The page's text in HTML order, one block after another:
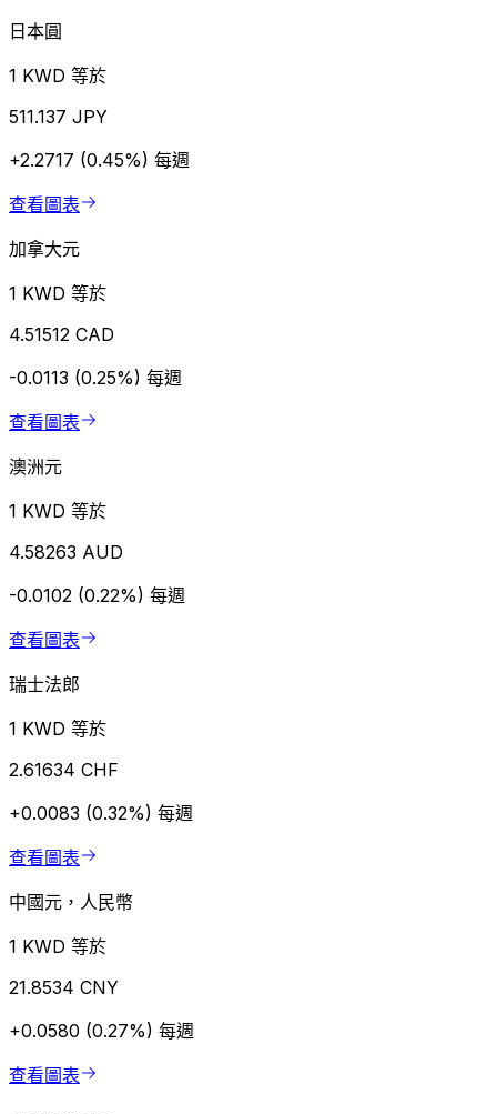
日本圓
1 KWD 等於
511.137 JPY
+2.2717 (0.45%) 每週
查看圖表
加拿大元
1 KWD 等於
4.51512 CAD
-0.0113 (0.25%) 每週
查看圖表
澳洲元
1 KWD 等於
4.58263 AUD
-0.0102 (0.22%) 每週
查看圖表
瑞士法郎
1 KWD 等於
2.61634 CHF
+0.0083 (0.32%) 每週
查看圖表
中國元，人民幣
1 KWD 等於
21.8534 CNY
+0.0580 (0.27%) 每週
查看圖表